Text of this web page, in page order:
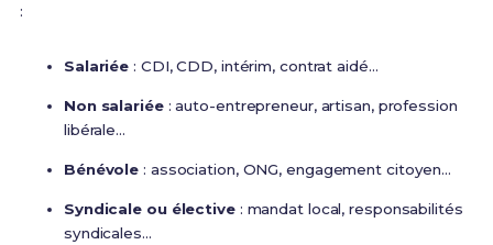
:
Salariée : CDI, CDD, intérim, contrat aidé...
Non salariée: auto-entrepreneur, artisan, profession
libérale...
Bénévole : association, ONG, engagement citoyen...
Syndicale ou élective: mandat local, responsabilités
syndicales...